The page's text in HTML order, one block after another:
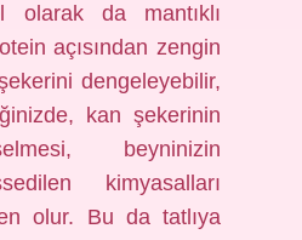
olarak da mantıklı
açısından zengin
dengeleyebilir,
kan şekerinin
beyninizin
kimyasalları
olur. Bu da tatlıya